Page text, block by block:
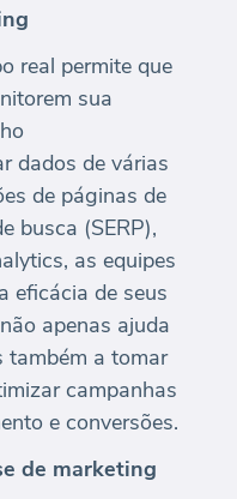
real permite que
sua
dados de várias
de páginas de
busca (SERP),
as equipes
eficácia de seus
apenas ajuda
também a tomar
campanhas
e conversões.
de marketing